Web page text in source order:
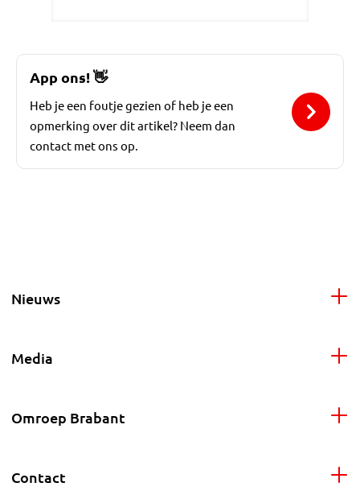
App ons!👋
Heb je een foutje gezien of heb je een
opmerking over dit artikel? Neem dan
contact met ons op.
Nieuws
Media
Omroep Brabant
Contact